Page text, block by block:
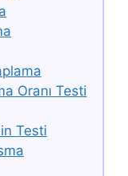
Oranı Testi
Testi